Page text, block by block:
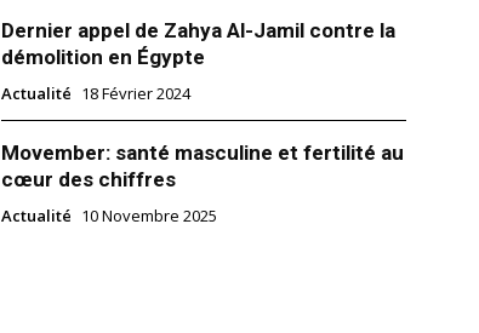
Dernier appel de Zahya Al-Jamil contre la
démolition en Égypte
Actualité 18 Février 2024
Movember: santé masculine et fertilité au
cœur des chiffres
Actualité 10 Novembre 2025